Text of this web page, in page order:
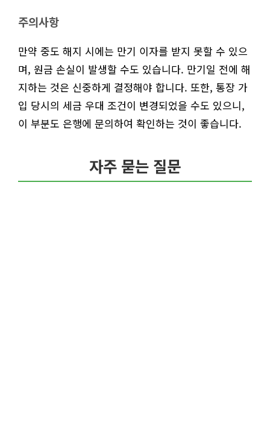
주의사항
만약 중도 해지 시에는 만기 이자를 받지 못할 수 있으
며, 원금 손실이 발생할 수도 있습니다. 만기일 전에 해
지하는 것은 신중하게 결정해야 합니다. 또한, 통장 가
입 당시의 세금 우대 조건이 변경되었을 수도 있으니,
이 부분도 은행에 문의하여 확인하는 것이 좋습니다.
자주 묻는 질문